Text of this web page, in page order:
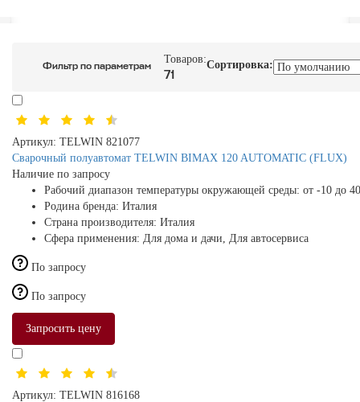
Фильтр по параметрам
Товаров:
71
Сортировка:
Артикул: TELWIN 821077
Сварочный полуавтомат TELWIN BIMAX 120 AUTOMATIC (FLUX)
Наличие по запросу
Рабочий диапазон температуры окружающей среды: от -10 до
Родина бренда: Италия
Страна производителя: Италия
Сфера применения: Для дома и дачи, Для автосервиса
По запросу
По запросу
Запросить цену
Артикул: TELWIN 816168